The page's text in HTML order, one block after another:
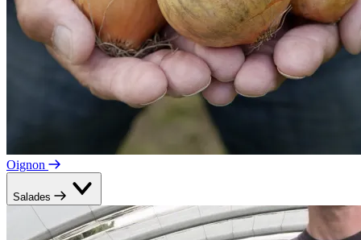
Oignon
Salades